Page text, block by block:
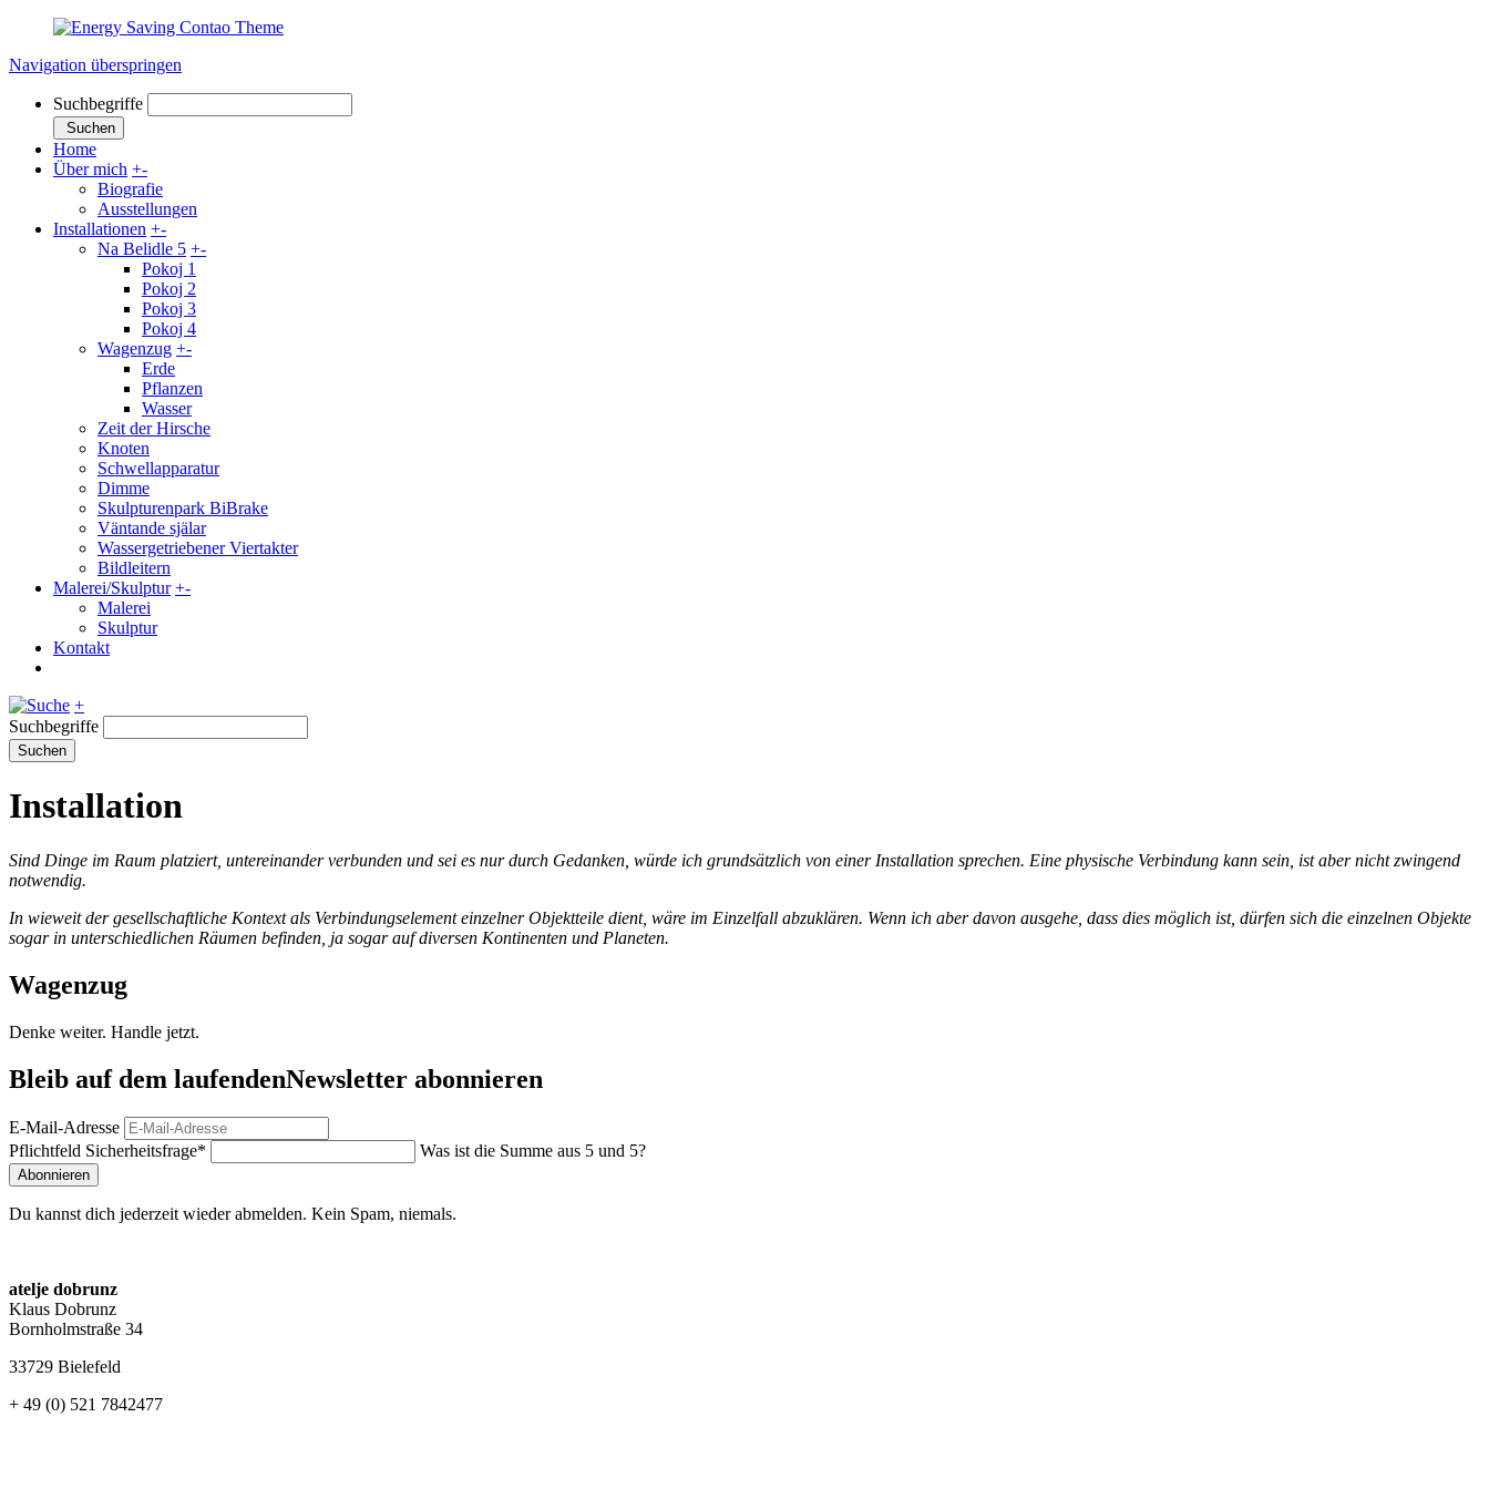
Navigation überspringen
Suchbegriffe
Suchen
Home
Über mich +-
Biografie
Ausstellungen
Installationen +-
Na Belidle 5 +-
Pokoj 1
Pokoj 2
Pokoj 3
Pokoj 4
Wagenzug +-
Erde
Pflanzen
Wasser
Zeit der Hirsche
Knoten
Schwellapparatur
Dimme
Skulpturenpark BiBrake
Väntande själar
Wassergetriebener Viertakter
Bildleitern
Malerei/Skulptur +-
Malerei
Skulptur
Kontakt
+
Suchbegriffe
Suchen
Installation
Sind Dinge im Raum platziert, untereinander verbunden und sei es nur durch Gedanken, würde ich grundsätzlich von einer Installation sprechen. Eine physische Verbindung kann sein, ist aber nicht zwingend
notwendig.
In wieweit der gesellschaftliche Kontext als Verbindungselement einzelner Objektteile dient, wäre im Einzelfall abzuklären. Wenn ich aber davon ausgehe, dass dies möglich ist, dürfen sich die einzelnen Objekte
sogar in unterschiedlichen Räumen befinden, ja sogar auf diversen Kontinenten und Planeten.
Wagenzug
Denke weiter. Handle jetzt.
Bleib auf dem laufendenNewsletter abonnieren
E-Mail-Adresse
Pflichtfeld Sicherheitsfrage* Was ist die Summe aus 5 und 5?
Abonnieren
Du kannst dich jederzeit wieder abmelden. Kein Spam, niemals.
atelje dobrunz
Klaus Dobrunz
Bornholmstraße 34
33729 Bielefeld
+ 49 (0) 521 7842477